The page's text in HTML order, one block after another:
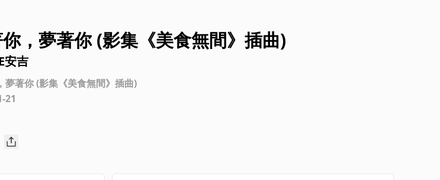
，夢著你 (影集《美食無間》插曲)
安吉
夢著你 (影集《美食無間》插曲)
21